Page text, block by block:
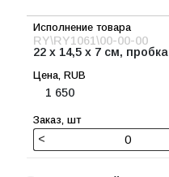
RY\RY1061\00-00-00
22 x 14,5 x 7 cм, пробка
1 650
<